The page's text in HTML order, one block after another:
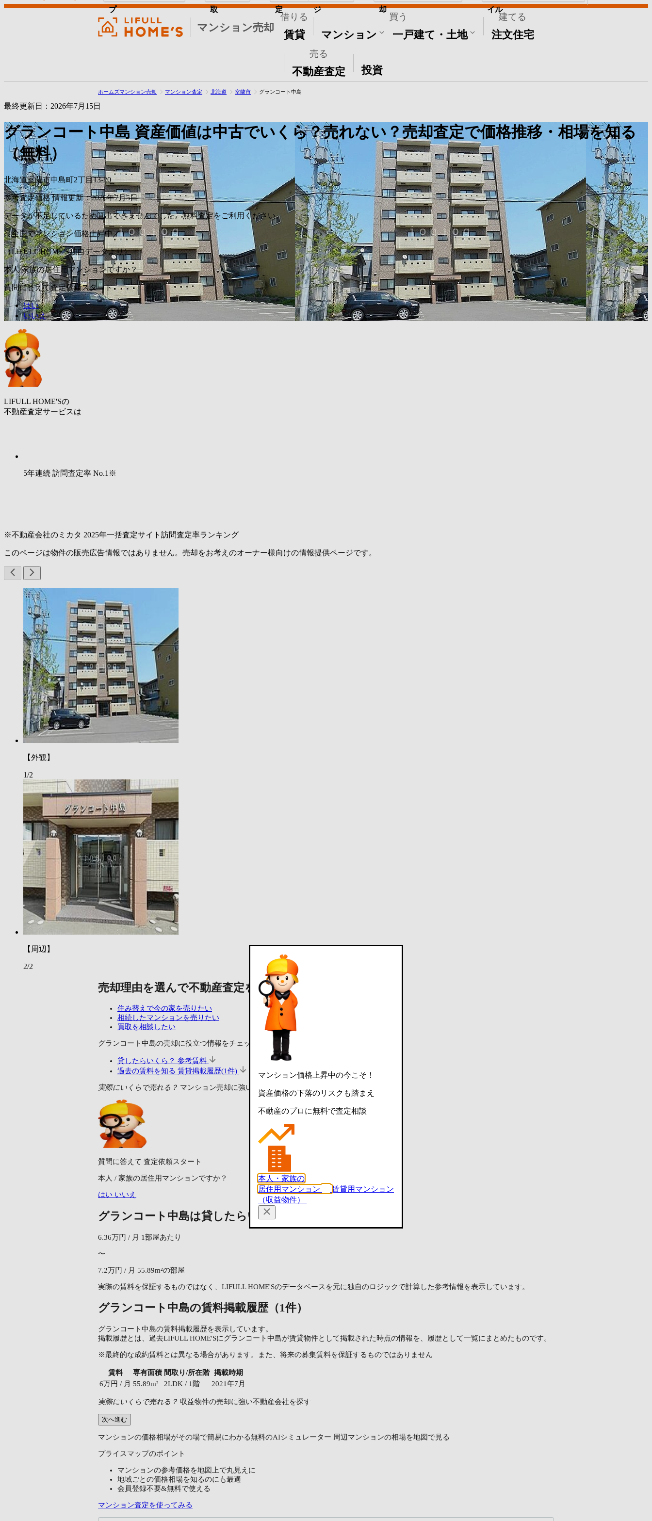
マンション売却
借りる
賃貸
買う
マンション 一戸建て・土地
建てる
注文住宅
売る
不動産査定
その他
投資
プ 取 定 ジ 却 イル
ホームズマンション売却 マンション査定 北海道 室蘭市 グランコート中島
最終更新日：2026年7月15日
グランコート中島 資産価値は中古でいくら？売れない？売却査定で価格推移・相場を知る
（無料）
北海道室蘭市中島町2丁目13-20
参考査定価格 情報更新：2026年7月5日
データが不足しているため算出できませんでした。無料査定をご利用ください。
＼全国でマンション価格上昇中／
（LIFULL HOME'S独自データより）
本人/家族の居住用マンションですか？
質問に答えて査定依頼スタート
はい
いいえ
LIFULL HOME'Sの
不動産査定サービスは
5年連続 訪問査定率 No.1 ※
※不動産会社のミカタ 2025年一括査定サイト訪問査定率ランキング
このページは物件の販売広告情報ではありません。売却をお考えのオーナー様向けの情報提供ページです。
【外観】
1/2
【周辺】
2/2
売却理由を選んで不動産査定を依頼する
住み替えで今の家を売りたい
相続したマンションを売りたい
買取を相談したい
グランコート中島の売却に役立つ情報をチェック！
貸したらいくら？ 参考賃料
過去の賃料を知る 賃貸掲載履歴(1件)
実際にいくらで売れる？ マンション売却に強い不動産会社に査定依頼
質問に答えて 査定依頼スタート
本人 / 家族の居住用マンションですか？
はい いいえ
グランコート中島は貸したらいくら？
6.36万円 / 月 1部屋あたり
〜
7.2万円 / 月 55.89m²の部屋
実際の賃料を保証するものではなく、LIFULL HOME'Sのデータベースを元に独自のロジックで計算した参考情報を表示しています。
グランコート中島の賃料掲載履歴（1件）
グランコート中島の賃料掲載履歴を表示しています。
掲載履歴とは、過去LIFULL HOME'Sにグランコート中島が賃貸物件として掲載された時点の情報を、履歴として一覧にまとめたものです。
※最終的な成約賃料とは異なる場合があります。また、将来の募集賃料を保証するものではありません
賃料 専有面積 間取り/所在階 掲載時期
6万円 / 月 55.89m² 2LDK / 1階 2021年7月
実際にいくらで売れる？ 収益物件の売却に強い不動産会社を探す
次へ進む
マンションの価格相場がその場で簡易にわかる無料のAIシミュレーター 周辺マンションの相場を地図で見る
プライスマップのポイント
マンションの参考価格を地図上で丸見えに
地域ごとの価格相場を知るのにも最適
会員登録不要&無料で使える
マンション査定を使ってみる
マンション価格上昇中の今こそ！
資産価格の下落のリスクも踏まえ
不動産のプロに無料で査定相談
本人・家族の
居住用マンション
賃貸用マンション
（収益物件）